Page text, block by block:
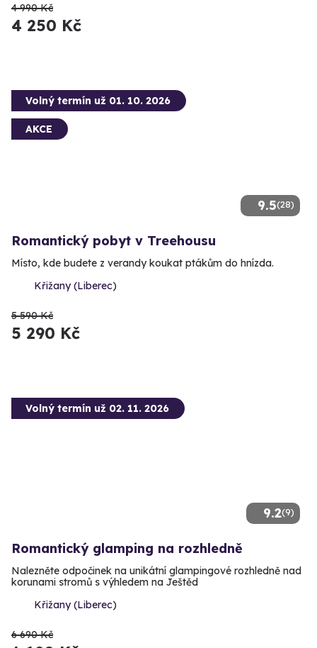
4 990 Kč
4 250 Kč
9.5(28)
Volný termín už 01. 10. 2026
AKCE
Romantický pobyt v Treehousu
Místo, kde budete z verandy koukat ptákům do hnízda.
Křižany (Liberec)
5 590 Kč
5 290 Kč
9.2(9)
Volný termín už 02. 11. 2026
Romantický glamping na rozhledně
Nalezněte odpočinek na unikátní glampingové rozhledně nad
korunami stromů s výhledem na Ještěd
Křižany (Liberec)
6 690 Kč